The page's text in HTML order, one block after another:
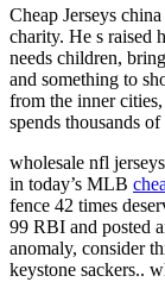
Cheap Jerseys
charity. He s raised
needs children,
and something to
from the inner
spends thousands
wholesale nfl
in today’s MLB
fence 42 times
99 RBI and posted
anomaly, consider
keystone sackers..